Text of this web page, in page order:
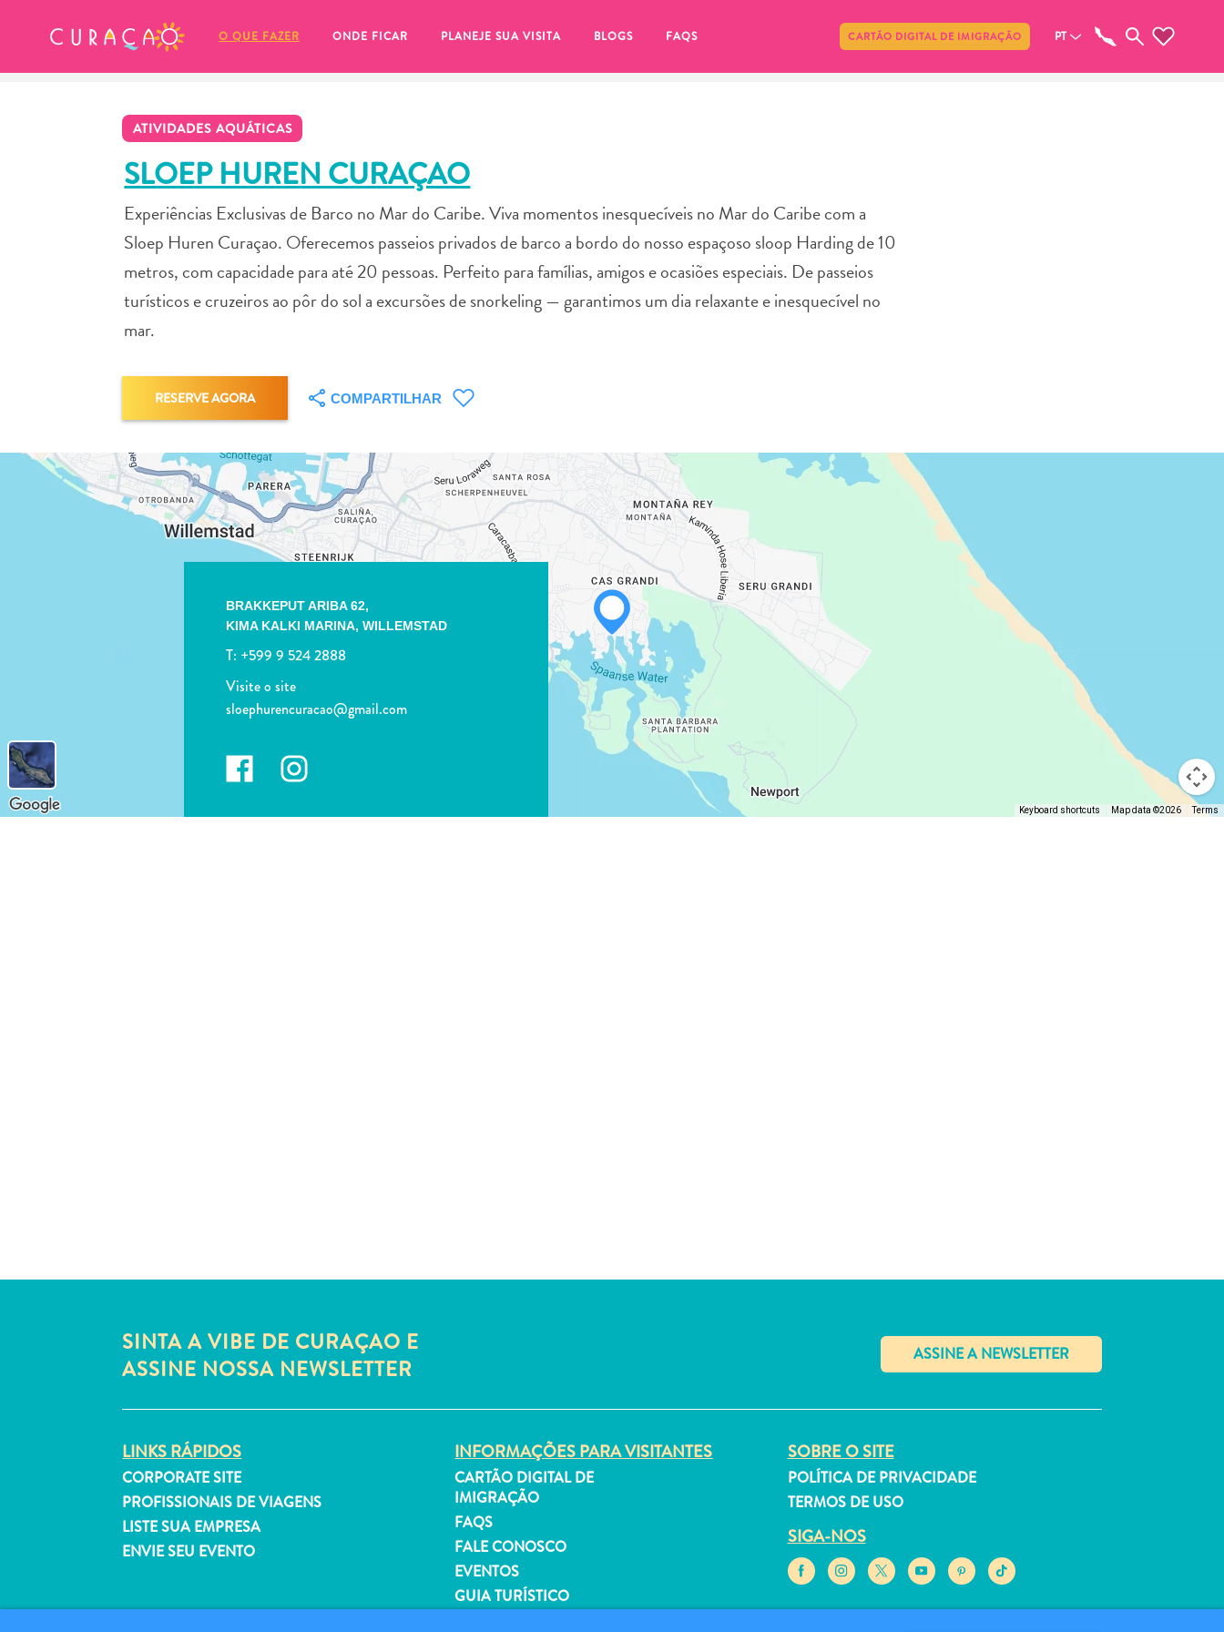
O QUE FAZER ONDE FICAR PLANEJE SUA VISITA BLOGS FAQS CARTÃO DIGITAL DE IMIGRAÇÃO PT
ATIVIDADES AQUÁTICAS
SLOEP HUREN CURAÇAO
Experiências Exclusivas de Barco no Mar do Caribe. Viva momentos inesquecíveis no Mar do Caribe com a
Sloep Huren Curaçao. Oferecemos passeios privados de barco a bordo do nosso espaçoso sloop Harding de 10
metros, com capacidade para até 20 pessoas. Perfeito para famílias, amigos e ocasiões especiais. De passeios
turísticos e cruzeiros ao pôr do sol a excursões de snorkeling — garantimos um dia relaxante e inesquecível no
mar.
RESERVE AGORA COMPARTILHAR
BRAKKEPUT ARIBA 62,
KIMA KALKI MARINA, WILLEMSTAD
T: +599 9 524 2888
Visite o site
sloephurencuracao@gmail.com
Keyboard shortcuts Map data ©2026 Terms
SINTA A VIBE DE CURAÇAO E
ASSINE NOSSA NEWSLETTER
✕
LINKS RÁPIDOS
CORPORATE SITE
PROFISSIONAIS DE VIAGENS
LISTE SUA EMPRESA
ENVIE SEU EVENTO
INFORMAÇÕES PARA VISITANTES
CARTÃO DIGITAL DE
IMIGRAÇÃO
FAQS
FALE CONOSCO
EVENTOS
GUIA TURÍSTICO
SOBRE O SITE
POLÍTICA DE PRIVACIDADE
TERMOS DE USO
SIGA-NOS
MEUS FAVORITOS Compartilhar
Você ainda não salvou nenhum
local favorito.